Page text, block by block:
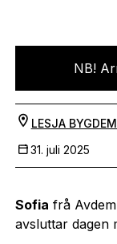
NB!
LESJA
31. juli 2025
Sofia frå
avsluttar dagen